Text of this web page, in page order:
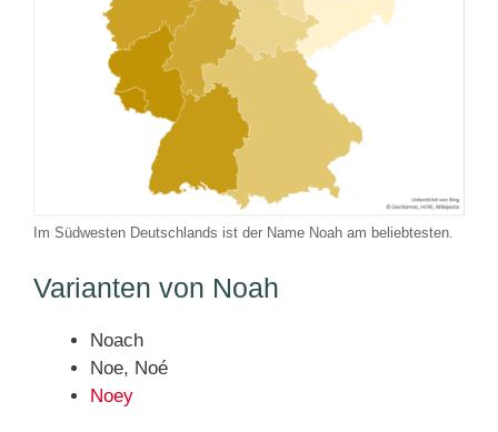
Im Südwesten Deutschlands ist der Name Noah am beliebtesten.
Varianten von Noah
Noach
Noe, Noé
Noey